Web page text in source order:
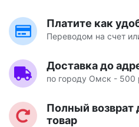
Платите как
Переводом на счет
Доставка до
по городу Омск - 500
Полный возврат
товар